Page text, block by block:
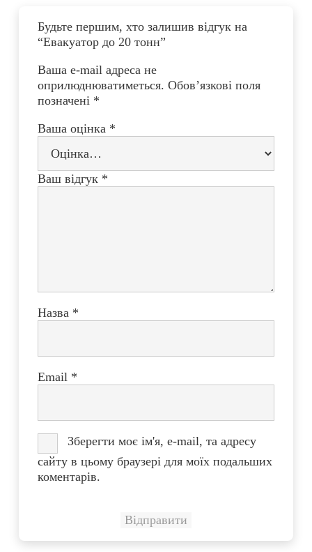
Будьте першим, хто залишив відгук на
“Евакуатор до 20 тонн”
Ваша e-mail адреса не
оприлюднюватиметься. Обов’язкові поля
позначені *
Ваша оцінка *
Ваш відгук *
Назва *
Email *
Зберегти моє ім'я, e-mail, та адресу
сайту в цьому браузері для моїх подальших
коментарів.